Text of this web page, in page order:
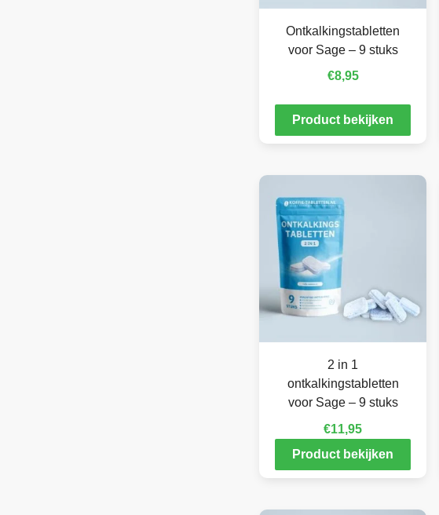
Ontkalkingstabletten
voor Sage – 9 stuks
€8,95
Product bekijken
2 in 1
ontkalkingstabletten
voor Sage – 9 stuks
€11,95
Product bekijken